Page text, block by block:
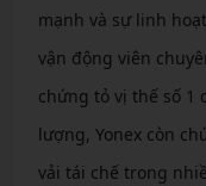
mạnh và sự linh
vận động viên
chứng tỏ vị thế số 1
lượng, Yonex còn
vải tái chế trong